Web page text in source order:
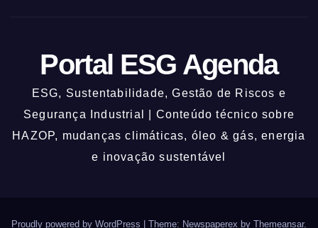
Portal ESG Agenda
ESG, Sustentabilidade, Gestão de Riscos e
Segurança Industrial | Conteúdo técnico sobre
HAZOP, mudanças climáticas, óleo & gás, energia
e inovação sustentável
Proudly powered by WordPress Theme: Newspaperex by Themeansar.